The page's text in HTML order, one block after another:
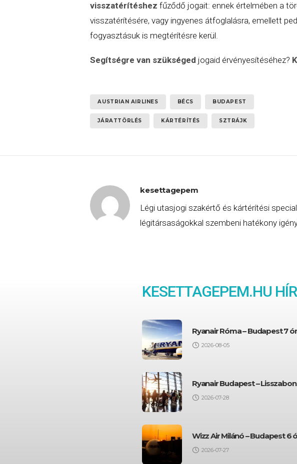
visszatérítéshez fűződő jogait: ennek értelmében a
visszatérítésére, vagy ingyenes átfoglalásra, emellett
fogyasztásuk is megtérítésre kerül.
Segítségre van szükséged jogaid érvényesítéséhez?
AUSTRIAN AIRLINES BÉCS BUDAPEST
JÁRATTÖRLÉS KÁRTÉRÍTÉS SZTRÁJK
kesettagepem
Légi utasjogi szakértő és kártérítési
légitársaságokkal szembeni hatékony
KESETTAGEPEM.HU
Ryanair Róma – Budapest 7
2026-08-05
Ryanair Budapest –
2026-07-28
Wizz Air Milánó – Budapest 6
2026-07-27